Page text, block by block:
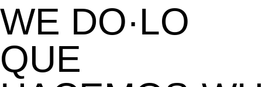
WE DO·LO
QUE